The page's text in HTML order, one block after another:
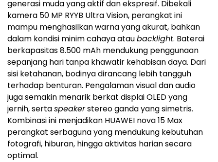
generasi muda yang aktif dan ekspresif. Dibekali
kamera 50 MP RYYB Ultra Vision, perangkat ini
mampu menghasilkan warna yang akurat, bahkan
dalam kondisi minim cahaya ataubacklight. Baterai
berkapasitas 8.500 mAh mendukung penggunaan
sepanjang hari tanpa khawatir kehabisan daya. Dari
sisi ketahanan, bodinya dirancang lebih tangguh
terhadap benturan. Pengalaman visual dan audio
juga semakin menarik berkat displai OLED yang
jernih, sertaspeakerstereo ganda yang simetris.
Kombinasi ini menjadikan HUAWEI nova 15 Max
perangkat serbaguna yang mendukung kebutuhan
fotografi, hiburan, hingga aktivitas harian secara
optimal.